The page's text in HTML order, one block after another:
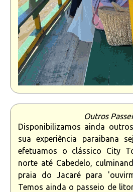
Outros
Disponibilizamos ainda
sua experiência paraibana
efetuamos o clássico City
norte até Cabedelo,
praia do Jacaré para
Temos ainda o passeio de